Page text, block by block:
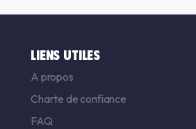
LIENS UTILES
A propos
Charte de confiance
FAQ